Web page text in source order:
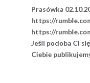
Prasówka
https://
https://
Jeśli podoba Ci
Ciebie